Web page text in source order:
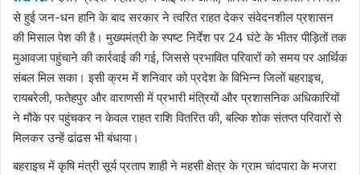
से हुई जन-धन हानि के बाद सरकार ने त्वरित राहत देकर संवेदनशील प्रशासन
की मिसाल पेश की है। मुख्यमंत्री के स्पष्ट निर्देश पर 24 घंटे के भीतर पीड़ितों तक
मुआवजा पहुंचाने की कार्रवाई की गई, जिससे प्रभावित परिवारों को समय पर आर्थिक
संबल मिल सका। इसी क्रम में शनिवार को प्रदेश के विभिन्न जिलों बहराइच,
रायबरेली, फतेहपुर और वाराणसी में प्रभारी मंत्रियों और प्रशासनिक अधिकारियों
ने मौके पर पहुंचकर न केवल राहत राशि वितरित की, बल्कि शोक संतप्त परिवारों से
मिलकर उन्हें ढांढस भी बंधाया।
बहराइच में कृषि मंत्री सूर्य प्रताप शाही ने महसी क्षेत्र के ग्राम चांदपारा के मजरा